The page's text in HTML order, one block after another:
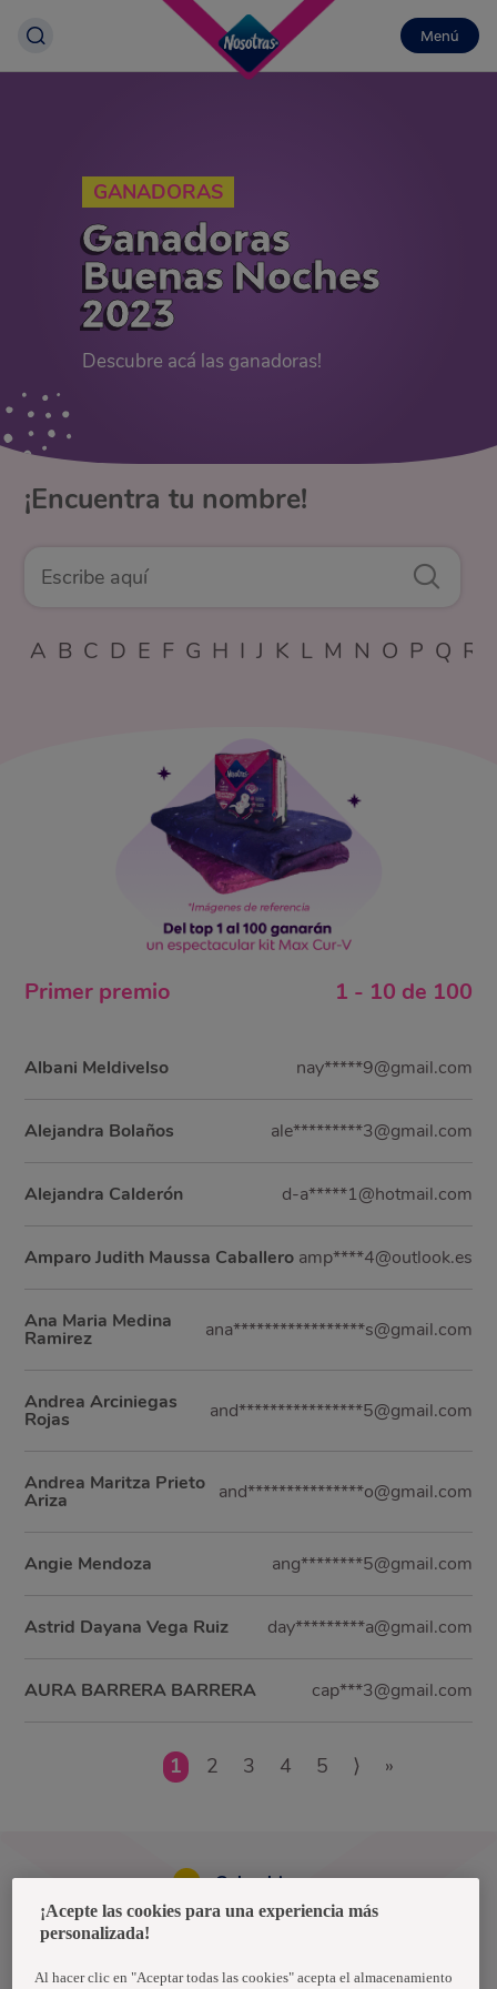
Menú
GANADORAS
Ganadoras
Buenas Noches
2023
Descubre acá las ganadoras!
¡Encuentra tu nombre!
A B C D E F G H I J K L M N O P Q R
Primer premio 1 - 10 de 100
Albani Meldivelso nay*****9@gmail.com
Alejandra Bolaños ale*********3@gmail.com
Alejandra Calderón d-a*****1@hotmail.com
Amparo Judith Maussa Caballero amp****4@outlook.es
Ana Maria Medina
Ramirez ana*****************s@gmail.com
Andrea Arciniegas
Rojas and****************5@gmail.com
Andrea Maritza Prieto
Ariza and***************o@gmail.com
Angie Mendoza ang********5@gmail.com
Astrid Dayana Vega Ruiz day*********a@gmail.com
AURA BARRERA BARRERA cap***3@gmail.com
1 2 3 4 5 ⟩ »
Términos y condiciones
Colombia
¡Acepte las cookies para una experiencia más
personalizada!
Al hacer clic en "Aceptar todas las cookies" acepta el almacenamiento